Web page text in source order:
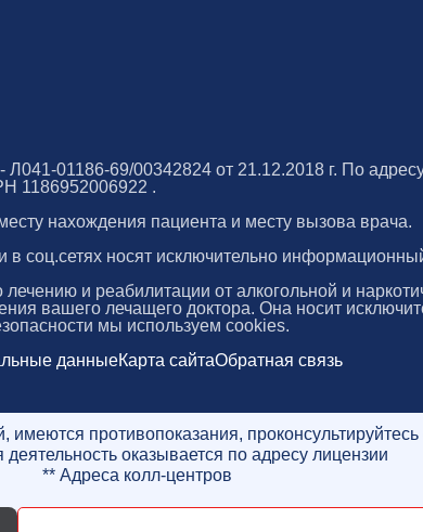
01186-69/00342824 от 21.12.2018 г. По
1186952006922 .
нахождения пациента и месту вызова врача.
соц.сетях носят исключительно
и реабилитации от алкогольной и
вашего лечащего доктора. Она носит
мы используем cookies.
данныеКарта сайтаОбратная связь
имеются противопоказания,
оказывается по адресу лицензии
** Адреса колл-центров